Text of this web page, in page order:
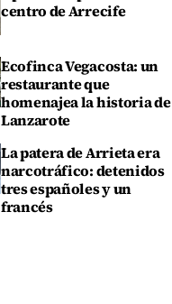
centro de Arrecife
Ecofinca Vegacosta: un
restaurante que
homenajea la historia de
Lanzarote
La patera de Arrieta era
narcotráfico: detenidos
tres españoles y un
francés